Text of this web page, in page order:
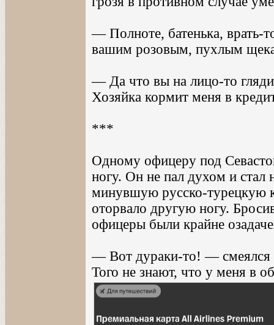
— Полноте, батенька,
вашим розовым, пухлым
— Да что вы на лицо-то
Хозяйка кормит меня в
***
Одному офицеру под
ногу. Он не пал духом и стал
минувшую русско-турецкую
оторвало другую ногу.
офицеры были крайне
— Вот дураки-то! — смеялся
Того не знают, что у меня в